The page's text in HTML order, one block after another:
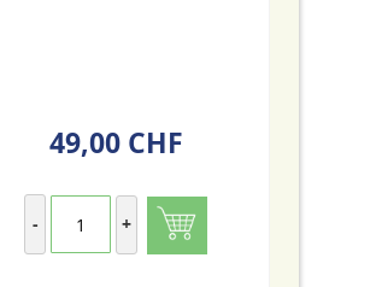
49,00 CHF
- +